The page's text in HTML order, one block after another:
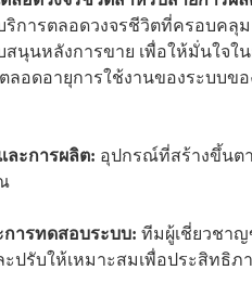
ริการตลอดวงจรชีวิตที่ครอบคลุ
สนุนหลังการขาย เพื่อให้มั่นใจใ
ลอดอายุการใช้งานของระบบข
ละการผลิต: อุปกรณ์ที่สร้างขึ้นต
การทดสอบระบบ: ทีมผู้เชี่ยวชาญ
ะปรับให้เหมาะสมเพื่อประสิทธิภ